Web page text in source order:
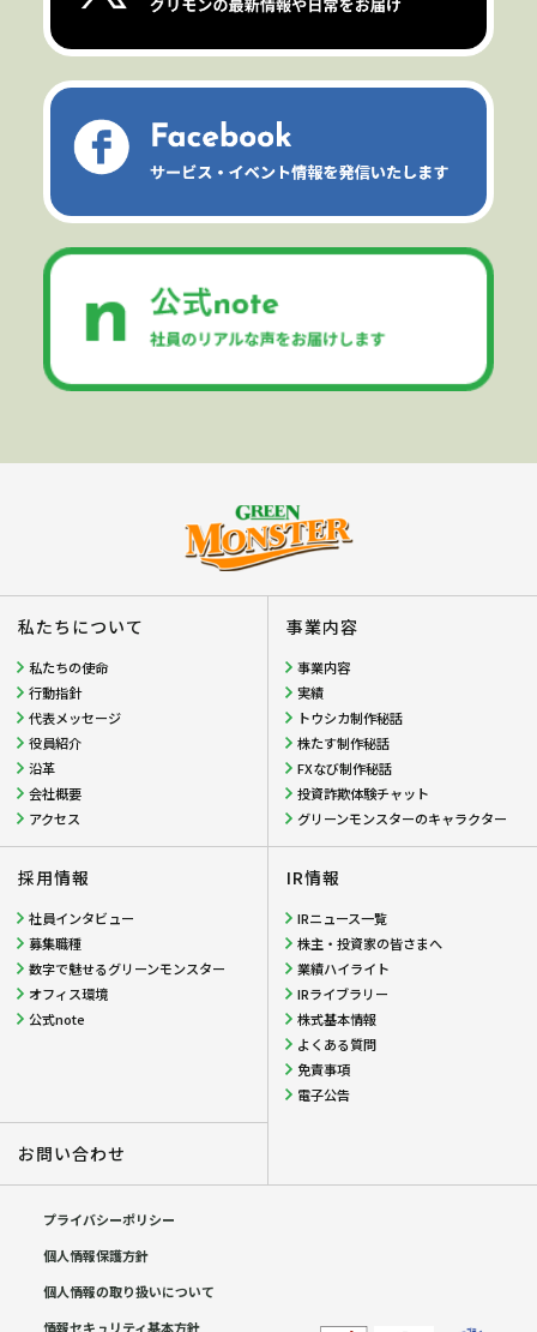
私たちについて
私たちの使命
行動指針
代表メッセージ
役員紹介
沿革
会社概要
アクセス
事業内容
事業内容
実績
トウシカ制作秘話
株たす制作秘話
FXなび制作秘話
投資詐欺体験チャット
グリーンモンスターのキャラクター
採用情報
社員インタビュー
募集職種
数字で魅せるグリーンモンスター
オフィス環境
公式note
IR情報
IRニュース一覧
株主・投資家の皆さまへ
業績ハイライト
IRライブラリー
株式基本情報
よくある質問
免責事項
電子公告
お問い合わせ
プライバシーポリシー
個人情報保護方針
個人情報の取り扱いについて
情報セキュリティ基本方針